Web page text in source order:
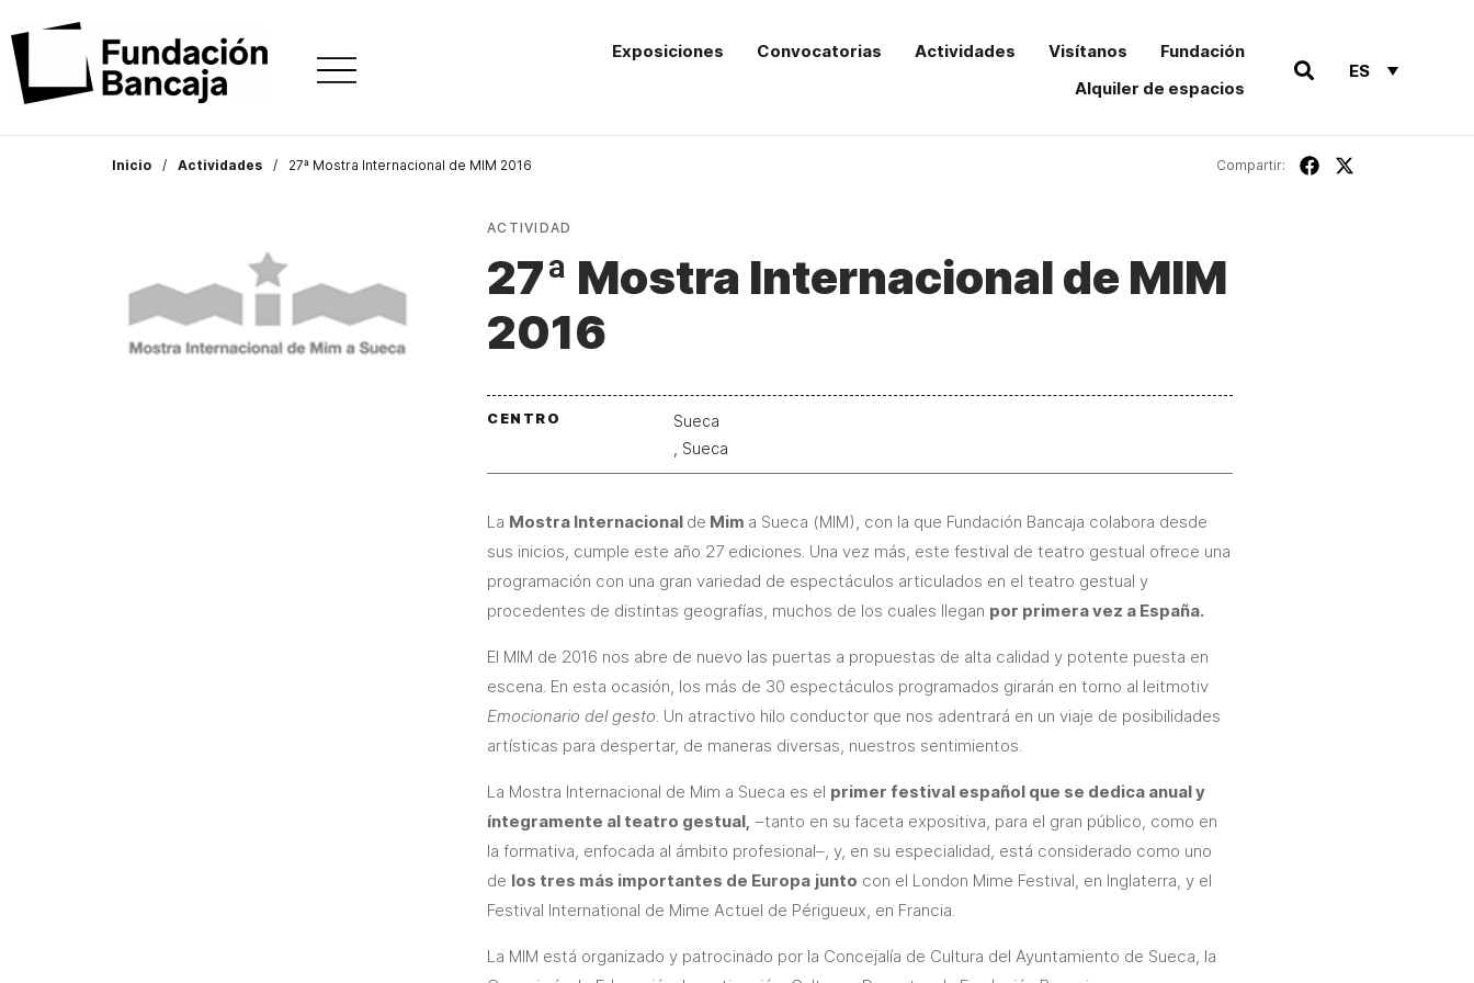
Exposiciones Convocatorias Actividades Visítanos
Fundación
Alquiler de espacios
ES
Inicio Actividades 27ª Mostra Internacional de MIM 2016 Compartir:
ACTIVIDAD
27ª Mostra Internacional de MIM
2016
CENTRO
Sueca
, Sueca
La Mostra Internacional de Mim a Sueca (MIM), con la que Fundación Bancaja colabora desde
sus inicios, cumple este año 27 ediciones. Una vez más, este festival de teatro gestual ofrece una
programación con una gran variedad de espectáculos articulados en el teatro gestual y
procedentes de distintas geografías, muchos de los cuales llegan por primera vez a España.
El MIM de 2016 nos abre de nuevo las puertas a propuestas de alta calidad y potente puesta en
escena. En esta ocasión, los más de 30 espectáculos programados girarán en torno al leitmotiv
Emocionario del gesto. Un atractivo hilo conductor que nos adentrará en un viaje de posibilidades
artísticas para despertar, de maneras diversas, nuestros sentimientos.
La Mostra Internacional de Mim a Sueca es el primer festival español que se dedica anual y
íntegramente al teatro gestual, –tanto en su faceta expositiva, para el gran público, como en
la formativa, enfocada al ámbito profesional–, y, en su especialidad, está considerado como uno
de los tres más importantes de Europa junto con el London Mime Festival, en Inglaterra, y el
Festival International de Mime Actuel de Périgueux, en Francia.
La MIM está organizado y patrocinado por la Concejalía de Cultura del Ayuntamiento de Sueca, la